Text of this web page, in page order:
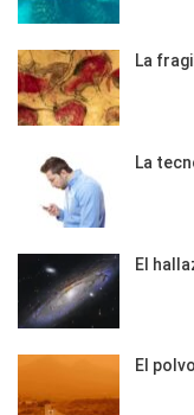
La
La
El
El